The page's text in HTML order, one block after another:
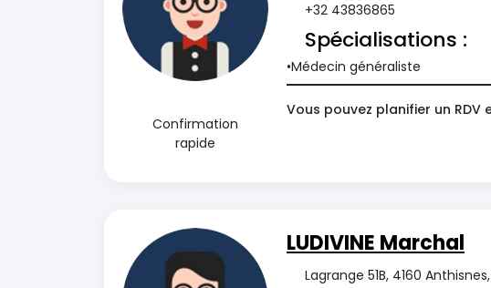
Confirmation
rapide
+32 43836865
Spécialisations :
Médecin généraliste
Vous pouvez planifier un
LUDIVINE Marchal
Lagrange 51B, 4160